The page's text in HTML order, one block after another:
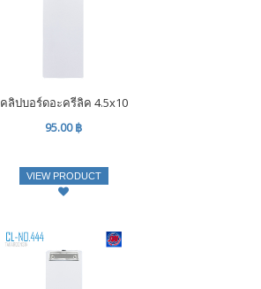
คลิปบอร์ดอะครีลิค 4.5x10
95.00 ฿
VIEW PRODUCT